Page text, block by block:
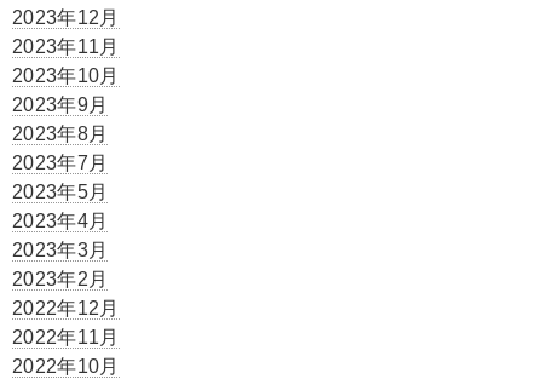
2023年12月
2023年11月
2023年10月
2023年9月
2023年8月
2023年7月
2023年5月
2023年4月
2023年3月
2023年2月
2022年12月
2022年11月
2022年10月